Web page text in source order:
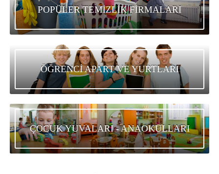
POPÜLER TEMİZLİK FİRMALARI
ÖĞRENCİ APART VE YURTLARI
ÇOCUK YUVALARI - ANAOKULLARI